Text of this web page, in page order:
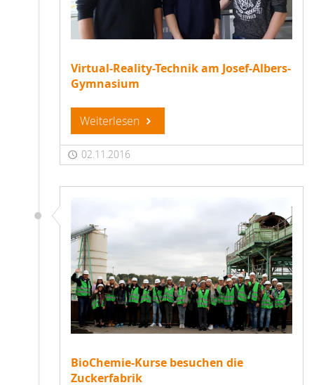
Virtual-Reality-Technik am Josef-Albers-
Gymnasium
Weiterlesen
02.11.2016
BioChemie-Kurse besuchen die
Zuckerfabrik